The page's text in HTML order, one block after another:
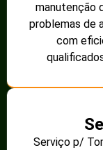
manutenção
problemas de
com
Serviço p/